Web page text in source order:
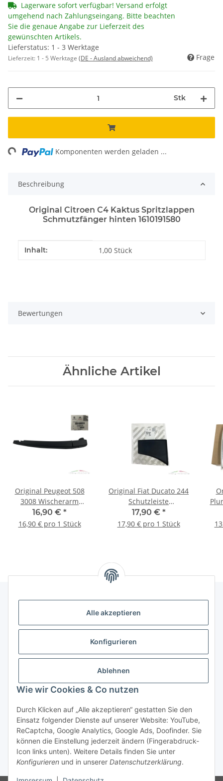
Alle akzeptieren
Konfigurieren
Ablehnen
Wie wir Cookies & Co nutzen
Durch Klicken auf „Alle akzeptieren“ gestatten Sie den
Einsatz folgender Dienste auf unserer Website: YouTube,
ReCaptcha, Google Analytics, Google Ads, Doofinder. Sie
können die Einstellung jederzeit ändern (Fingerabdruck-
Icon links unten). Weitere Details finden Sie unter
Konfigurieren und in unserer Datenschutzerklärung.
Lagerware sofort verfügbar! Versand erfolgt
umgehend nach Zahlungseingang. Bitte beachten
Sie die genaue Angabe zur Lieferzeit des
gewünschten Artikels.
Lieferstatus: 1 - 3 Werktage
Lieferzeit: 1 - 5 Werktage (DE - Ausland abweichend) Frage
Stk
Komponenten werden geladen ...
Beschreibung
Original Citroen C4 Kaktus Spritzlappen
Schmutzfänger hinten 1610191580
Produkteigenschaft
Wert
Inhalt: 1,00 Stück
Bewertungen
Ähnliche Artikel
Original Peugeot 508
3008 Wischerarm
Heckwischerarm
Heckwischer hinten
16,90 € *
16,90 € pro 1 Stück
Original Fiat Ducato 244
Schutzleiste
Rammschutzleiste links
8547.N9 1304016070
17,90 € *
17,90 € pro 1 Stück
Widerrufsbutton
* Alle Preise inkl. gesetzlicher USt., zzgl.Versand